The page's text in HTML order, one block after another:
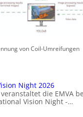
von Coil-Umreifungen
Night 2026
die EMVA
Vision Night -…